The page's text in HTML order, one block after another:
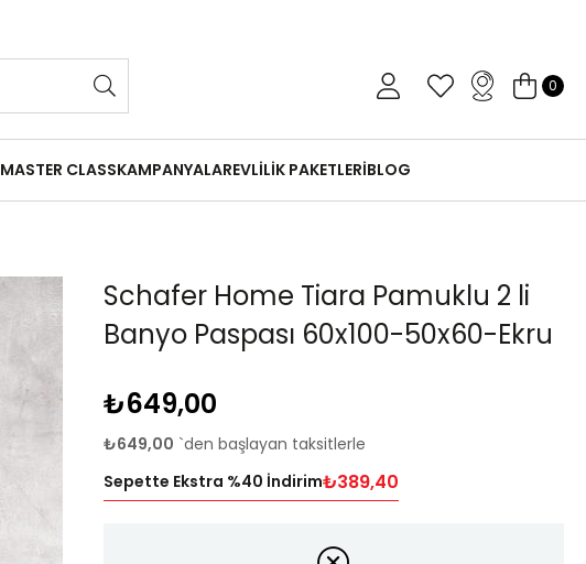
0
MASTER CLASSKAMPANYALAREVLİLİK PAKETLERİBLOG
Schafer Home Tiara Pamuklu 2 li
Banyo Paspası 60x100-50x60-Ekru
₺649,00
₺649,00 `den başlayan taksitlerle
Sepette Ekstra %40 İndirim₺389,40